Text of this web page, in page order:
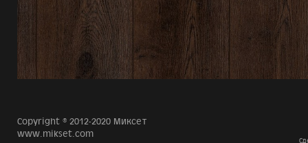
Copyright © 2012-2020 Миксет
www.mikset.com